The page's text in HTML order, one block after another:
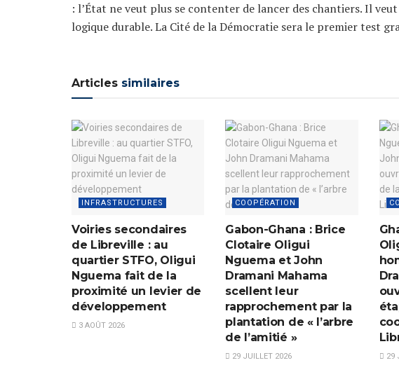
: l’État ne veut plus se contenter de lancer des chantiers. Il
logique durable. La Cité de la Démocratie sera le premier test
Articles similaires
INFRASTRUCTURES
Voiries secondaires
de Libreville : au
quartier STFO, Oligui
Nguema fait de la
proximité un levier de
développement
3 AOÛT 2026
COOPÉRATION
Gabon-Ghana : Brice
Clotaire Oligui
Nguema et John
Dramani Mahama
scellent leur
rapprochement par la
plantation de « l’arbre
de l’amitié »
29 JUILLET 2026 29